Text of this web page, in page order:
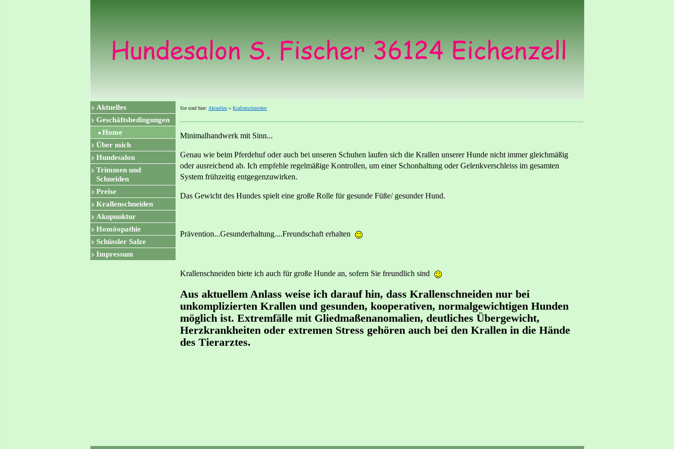
Aktuelles
Geschäftsbedingungen
Home
Über mich
Hundesalon
Trimmen und
Schneiden
Preise
Krallenschneiden
Akupunktur
Homöopathie
Schüssler Salze
Impressum
Sie sind hier: Aktuelles »Krallenschneiden
Minimalhandwerk mit Sinn...
Genau wie beim Pferdehuf oder auch bei unseren Schuhen laufen sich die Krallen unserer Hunde nicht immer gleichmäßig
oder ausreichend ab. Ich empfehle regelmäßige Kontrollen, um einer Schonhaltung oder Gelenkverschleiss im gesamten
System frühzeitig entgegenzuwirken.
Das Gewicht des Hundes spielt eine große Rolle für gesunde Füße/ gesunder Hund.
Prävention...Gesunderhaltung....Freundschaft erhalten
Krallenschneiden biete ich auch für große Hunde an, sofern Sie freundlich sind
Aus aktuellem Anlass weise ich darauf hin, dass Krallenschneiden nur bei
unkomplizierten Krallen und gesunden, kooperativen, normalgewichtigen Hunden
möglich ist. Extremfälle mit Gliedmaßenanomalien, deutliches Übergewicht,
Herzkrankheiten oder extremen Stress gehören auch bei den Krallen in die Hände
des Tierarztes.